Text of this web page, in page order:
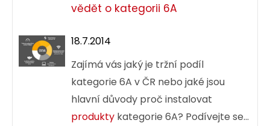
vědět o kategorii 6A
18.7.2014
Zajímá vás jaký je tržní podíl
kategorie 6A v ČR nebo jaké jsou
hlavní důvody proč instalovat
produkty kategorie 6A? Podívejte se